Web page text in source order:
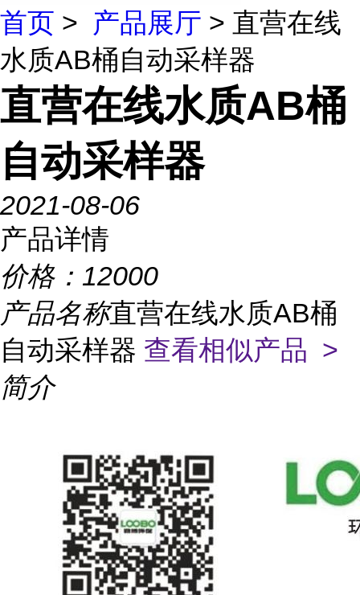
首页 > 产品展厅 > 直营在线
水质AB桶自动采样器
直营在线水质AB桶
自动采样器
2021-08-06
产品详情
价格： 12000
产品名称直营在线水质AB桶
自动采样器 查看相似产品 >
简介